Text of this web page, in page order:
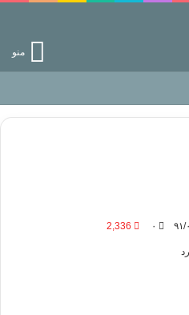
منو
از راه خداست‌!
۰ 2,336